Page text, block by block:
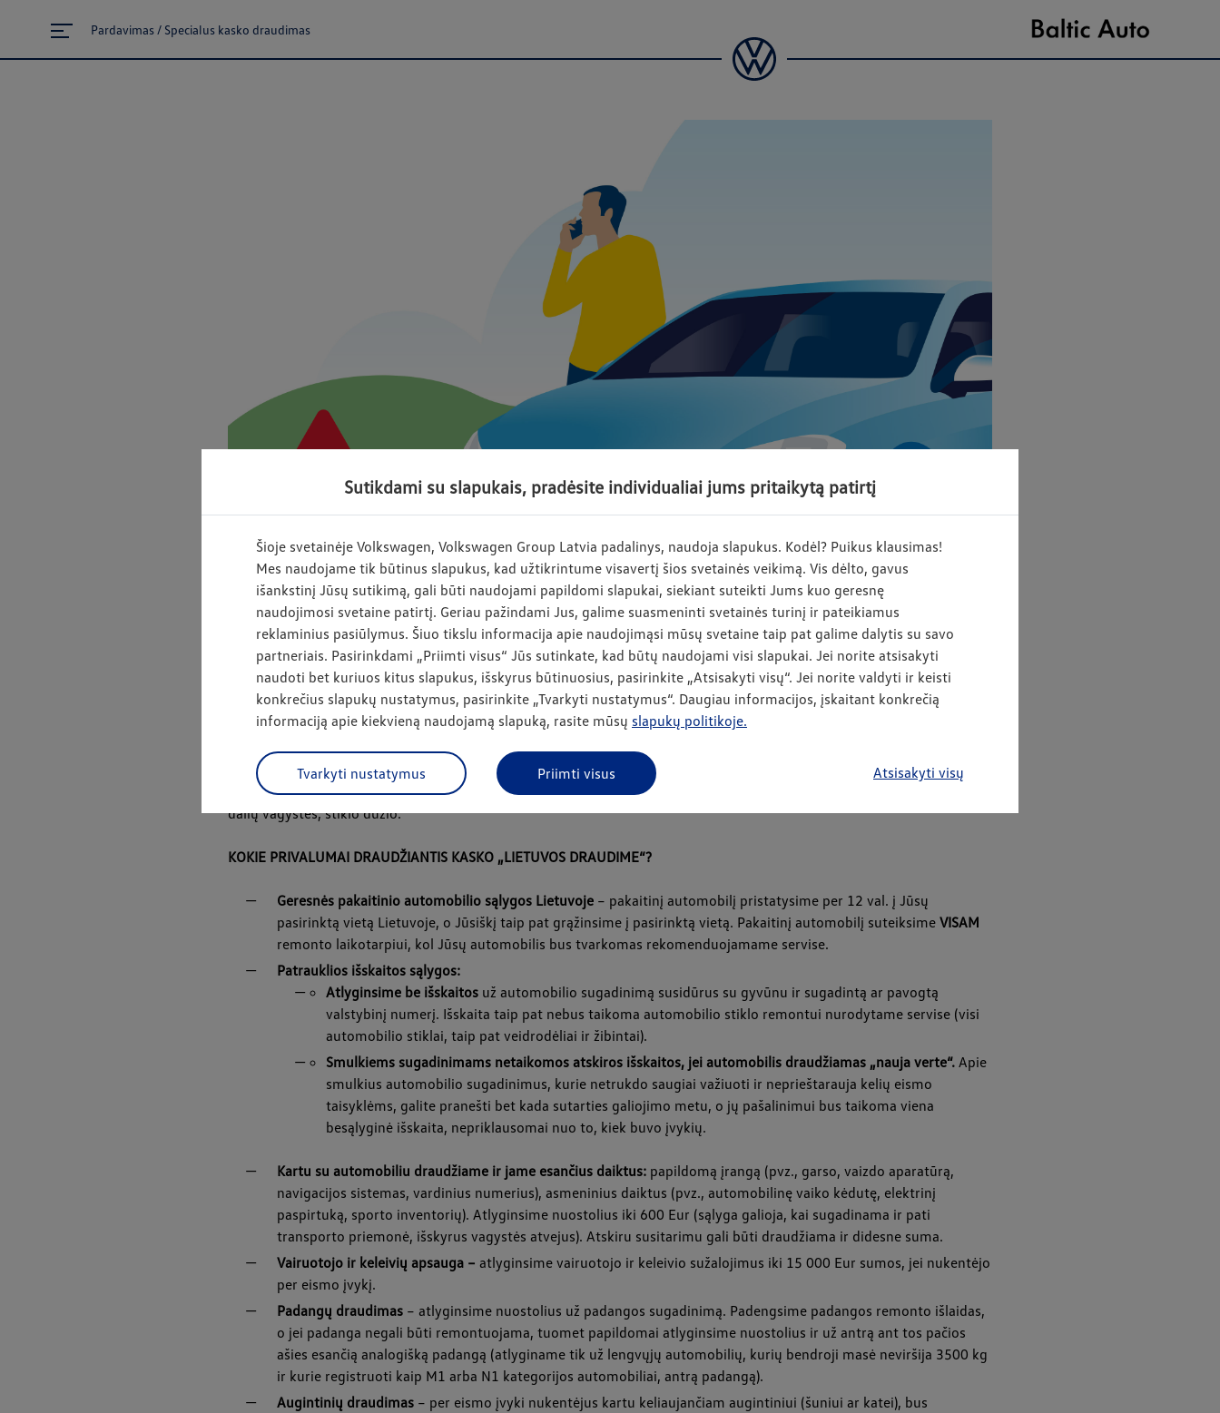
Pardavimas / Specialus kasko draudimas
KĄ IR NUO KO APSAUGO ŠIS DRAUDIMAS?
„Lietuvos draudimo“ kasko draudimas apsaugo jūsų automobilį ir jame esančius asmeninius daiktus bei augintinius nuo
patirtų nuostolių, atsiradusių dėl eismo įvykio, ugnies, gamtos jėgų, kitų asmenų piktavališkos veiklos, automobilio ar jo
dalių vagystės, stiklo dūžio.
KOKIE PRIVALUMAI DRAUDŽIANTIS KASKO „LIETUVOS DRAUDIME“?
Geresnės pakaitinio automobilio sąlygos Lietuvoje – pakaitinį automobilį pristatysime per 12 val. į Jūsų
pasirinktą vietą Lietuvoje, o Jūsiškį taip pat grąžinsime į pasirinktą vietą. Pakaitinį automobilį suteiksime VISAM
remonto laikotarpiui, kol Jūsų automobilis bus tvarkomas rekomenduojamame servise.
Patrauklios išskaitos sąlygos:
Atlyginsime be išskaitos už automobilio sugadinimą susidūrus su gyvūnu ir sugadintą ar pavogtą
valstybinį numerį. Išskaita taip pat nebus taikoma automobilio stiklo remontui nurodytame servise (visi
automobilio stiklai, taip pat veidrodėliai ir žibintai).
Smulkiems sugadinimams netaikomos atskiros išskaitos, jei automobilis draudžiamas „nauja verte“. Apie
smulkius automobilio sugadinimus, kurie netrukdo saugiai važiuoti ir neprieštarauja kelių eismo
taisyklėms, galite pranešti bet kada sutarties galiojimo metu, o jų pašalinimui bus taikoma viena
besąlyginė išskaita, nepriklausomai nuo to, kiek buvo įvykių.
Kartu su automobiliu draudžiame ir jame esančius daiktus: papildomą įrangą (pvz., garso, vaizdo aparatūrą,
navigacijos sistemas, vardinius numerius), asmeninius daiktus (pvz., automobilinę vaiko kėdutę, elektrinį
paspirtuką, sporto inventorių). Atlyginsime nuostolius iki 600 Eur (sąlyga galioja, kai sugadinama ir pati
transporto priemonė, išskyrus vagystės atvejus). Atskiru susitarimu gali būti draudžiama ir didesne suma.
Vairuotojo ir keleivių apsauga – atlyginsime vairuotojo ir keleivio sužalojimus iki 15 000 Eur sumos, jei nukentėjo
per eismo įvykį.
Padangų draudimas – atlyginsime nuostolius už padangos sugadinimą. Padengsime padangos remonto išlaidas,
o jei padanga negali būti remontuojama, tuomet papildomai atlyginsime nuostolius ir už antrą ant tos pačios
ašies esančią analogišką padangą (atlyginame tik už lengvųjų automobilių, kurių bendroji masė neviršija 3500 kg
ir kurie registruoti kaip M1 arba N1 kategorijos automobiliai, antrą padangą).
Augintinių draudimas – per eismo įvyki nukentėjus kartu keliaujančiam augintiniui (šuniui ar katei), bus
Atgal
Sutikdami su slapukais, pradėsite individualiai jums pritaikytą patirtį
Šioje svetainėje Volkswagen, Volkswagen Group Latvia padalinys, naudoja slapukus. Kodėl? Puikus klausimas!
Mes naudojame tik būtinus slapukus, kad užtikrintume visavertį šios svetainės veikimą. Vis dėlto, gavus
išankstinį Jūsų sutikimą, gali būti naudojami papildomi slapukai, siekiant suteikti Jums kuo geresnę
naudojimosi svetaine patirtį. Geriau pažindami Jus, galime suasmeninti svetainės turinį ir pateikiamus
reklaminius pasiūlymus. Šiuo tikslu informacija apie naudojimąsi mūsų svetaine taip pat galime dalytis su savo
partneriais. Pasirinkdami „Priimti visus“ Jūs sutinkate, kad būtų naudojami visi slapukai. Jei norite atsisakyti
naudoti bet kuriuos kitus slapukus, išskyrus būtinuosius, pasirinkite „Atsisakyti visų“. Jei norite valdyti ir keisti
konkrečius slapukų nustatymus, pasirinkite „Tvarkyti nustatymus“. Daugiau informacijos, įskaitant konkrečią
informaciją apie kiekvieną naudojamą slapuką, rasite mūsų slapukų politikoje.
Tvarkyti nustatymus Priimti visus Atsisakyti visų